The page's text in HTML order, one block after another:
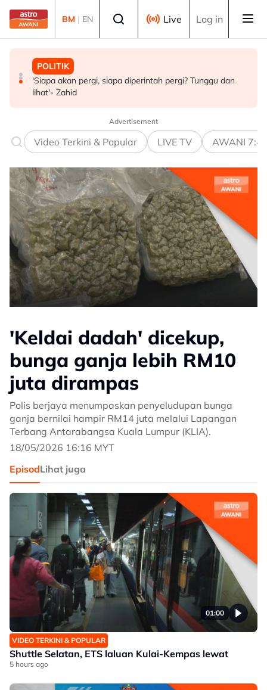
Skip to main content
BM | EN Live Log in
MALAYSIA
FMBA sambut baik arahan PM percepat kelulusan
pekerja asing sektor restoran
HIBURAN
Selepas 26 tahun, Khadijah Ibrahim kembali dengan 'Ibu
Doa'
POLITIK
'Siapa akan pergi, siapa diperintah pergi? Tunggu dan
lihat'- Zahid
Advertisement
Video Terkini & Popular LIVE TV AWANI
'Keldai dadah' dicekup,
bunga ganja lebih RM10
juta dirampas
Polis berjaya menumpaskan penyeludupan bunga
ganja bernilai hampir RM14 juta melalui Lapangan
Terbang Antarabangsa Kuala Lumpur (KLIA).
18/05/2026 16:16 MYT
EpisodLihat juga
01:00
VIDEO TERKINI & POPULAR
Shuttle Selatan, ETS laluan Kulai-Kempas lewat
5 hours ago